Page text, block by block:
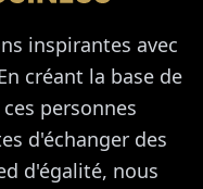
inspirantes avec
créant la base de
personnes
d'échanger des
d'égalité, nous